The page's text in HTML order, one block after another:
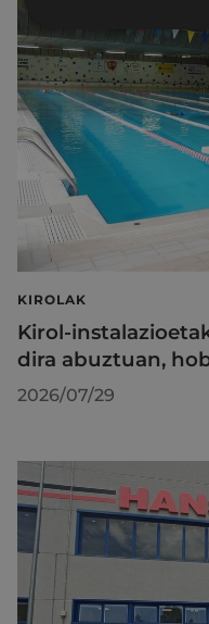
KIROLAK
Kirol-
dira abuztuan,
2026/07/29